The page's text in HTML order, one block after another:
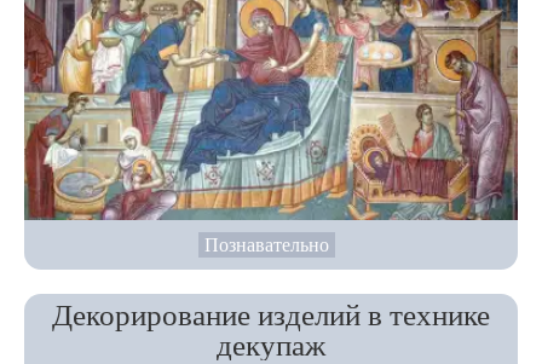
Познавательно
Декорирование изделий в технике
декупаж